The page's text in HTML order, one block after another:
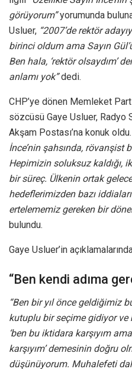
görüyorum”yorumunda
Usluer, “2007’de rektör
birinci oldum ama Sayın
Ben hala, ‘rektör olsaydım’
anlamı yok”dedi.
CHP’ye dönen Memleket
sözcüsü Gaye Usluer, Radyo
Akşam Postası’na konuk
İnce’nin şahsında, rövanşist
Hepimizin soluksuz kaldığı,
bir süreç. Ülkenin ortak
hedeflerimizden bazı
ertelememiz gereken bir
bulundu.
Gaye Usluer’in
“Ben kendi adıma
“Ben bir yıl önce geldiğimiz
kutuplu bir seçime gidiyor ve
‘ben bu iktidara karşıyım
karşıyım’ demesinin doğru
düşünüyorum. Muhalefeti